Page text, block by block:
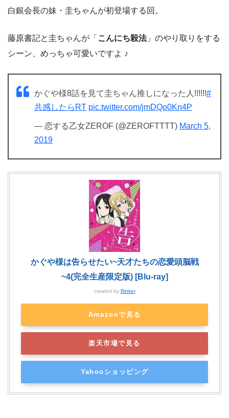
白銀会長の妹・圭ちゃんが初登場する回。
藤原書記と圭ちゃんが「 こんにち殺法」のやり取りをする
シーン、めっちゃ可愛いですよ ♪
かぐや様8話を見て圭ちゃん推しになった人!!!!!!#
共感したらRT pic.twitter.com/jmDQo0Kn4P
— 恋する乙女ZEROF (@ZEROFTTTT) March 5,
2019
かぐや様は告らせたい~天才たちの恋愛頭脳戦
~4(完全生産限定版) [Blu-ray]
created by Rinker
Amazonで見る
楽天市場で見る
Yahooショッピング